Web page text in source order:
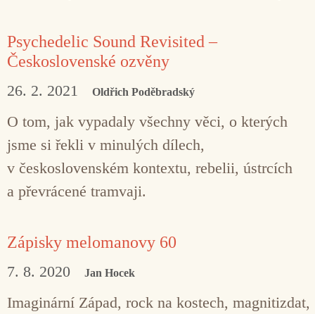
Psychedelic Sound Revisited –
Československé ozvěny
26. 2. 2021 Oldřich Poděbradský
O tom, jak vypadaly všechny věci, o kterých
jsme si řekli v minulých dílech,
v československém kontextu, rebelii, ústrcích
a převrácené tramvaji.
Zápisky melomanovy 60
7. 8. 2020 Jan Hocek
Imaginární Západ, rock na kostech, magnitizdat,